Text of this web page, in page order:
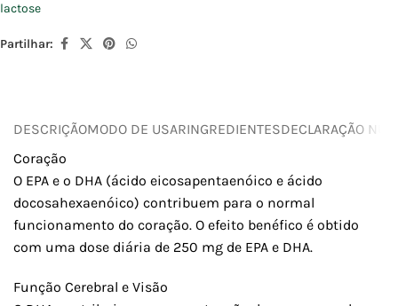
lactose
Partilhar:
DESCRIÇÃOMODO DE USARINGREDIENTESDECLARAÇÃO
Coração
O EPA e o DHA (ácido eicosapentaenóico e ácido
docosahexaenóico) contribuem para o normal
funcionamento do coração. O efeito benéfico é obtido
com uma dose diária de 250 mg de EPA e DHA.
Função Cerebral e Visão